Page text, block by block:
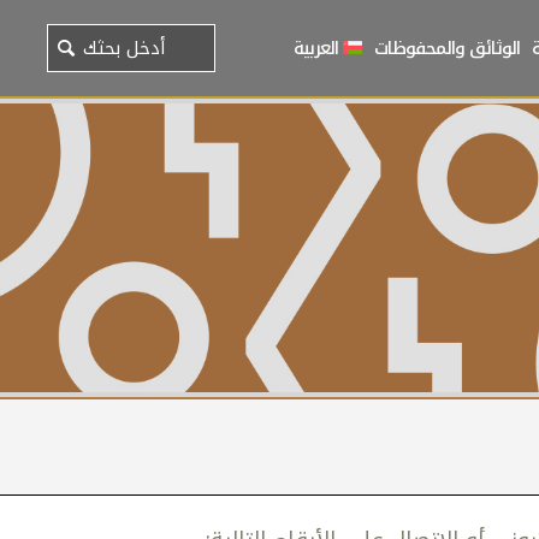
الوثائق والمحفوظات العربية